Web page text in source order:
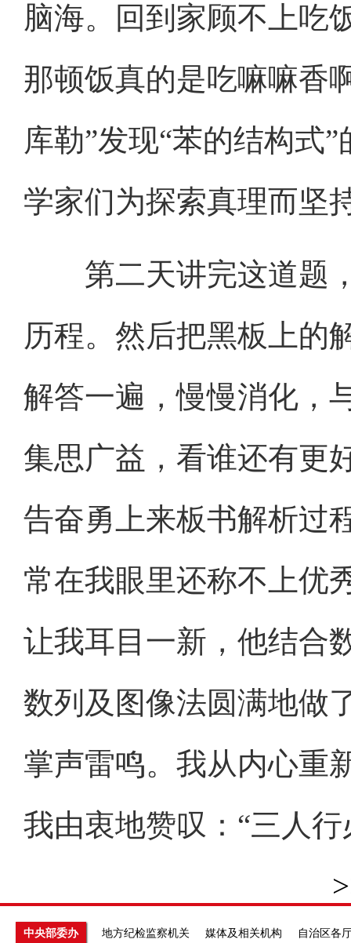
脑海。回到家顾不上吃
那顿饭真的是吃嘛嘛香
库勒”发现“苯的结构式
学家们为探索真理而坚
第二天讲完这道题，
历程。然后把黑板上的
解答一遍，慢慢消化，
集思广益，看谁还有更
告奋勇上来板书解析过
常在我眼里还称不上优
让我耳目一新，他结合
数列及图像法圆满地做
掌声雷鸣。我从内心重
我由衷地赞叹：“三人
中央部委办 地方纪检监察机关 媒体及相关机构 自治区各